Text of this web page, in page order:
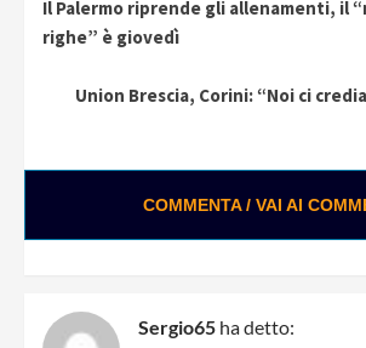
Reading
Il Palermo riprende gli allenamenti, il
righe” è giovedì
Union Brescia, Corini: “Noi ci
COMMENTA / VAI AI
Sergio65 ha detto: